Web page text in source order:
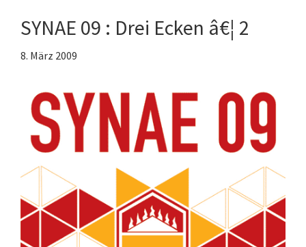
SYNAE 09 : Drei Ecken â€¦ 2
8. März 2009